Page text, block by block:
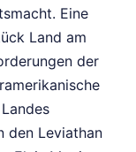
Eine
Land am
der
den Leviathan